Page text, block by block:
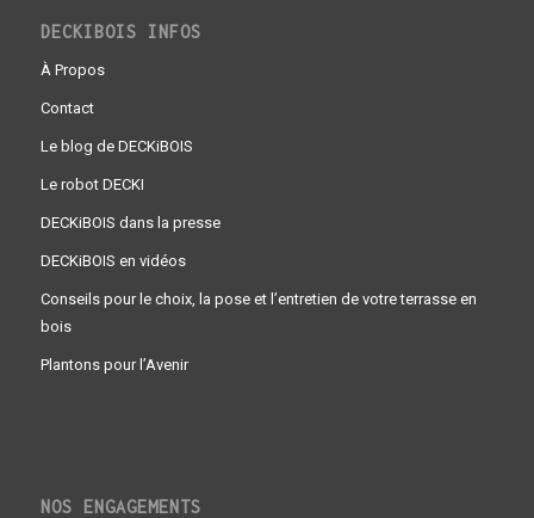
DECKIBOIS INFOS
À Propos
Contact
Le blog de DECKiBOIS
Le robot DECKI
DECKiBOIS dans la presse
DECKiBOIS en vidéos
Conseils pour le choix, la pose et l’entretien de votre terrasse en
bois
Plantons pour l’Avenir
NOS ENGAGEMENTS